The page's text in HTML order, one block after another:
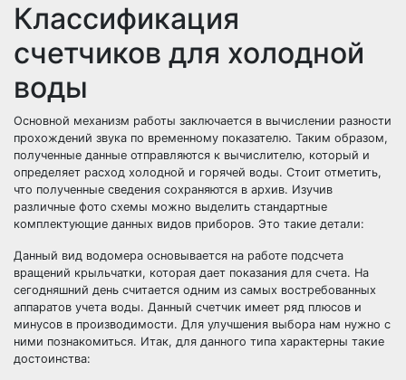
Классификация
счетчиков для холодной
воды
Основной механизм работы заключается в вычислении разности
прохождений звука по временному показателю. Таким образом,
полученные данные отправляются к вычислителю, который и
определяет расход холодной и горячей воды. Стоит отметить,
что полученные сведения сохраняются в архив. Изучив
различные фото схемы можно выделить стандартные
комплектующие данных видов приборов. Это такие детали:
Данный вид водомера основывается на работе подсчета
вращений крыльчатки, которая дает показания для счета. На
сегодняшний день считается одним из самых востребованных
аппаратов учета воды. Данный счетчик имеет ряд плюсов и
минусов в производимости. Для улучшения выбора нам нужно с
ними познакомиться. Итак, для данного типа характерны такие
достоинства: